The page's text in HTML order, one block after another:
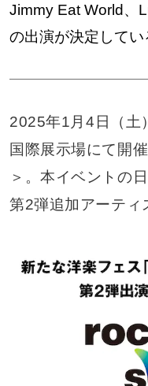
Jimmy Eat World、
の出演が決定してい
2025年1月4日（土
国際展示場にて開
＞。本イベントの
第2弾追加アーティ